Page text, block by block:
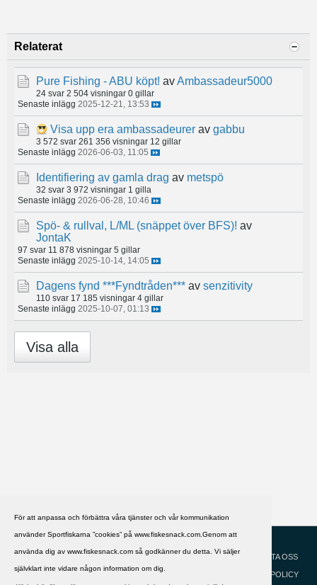
För att anpassa och förbättra våra tjänster och vår kommunikation
använder Sportfiskarna ”cookies” på www.fiskesnack.com.Genom att
använda dig av www.fiskesnack.com så godkänner du detta. Vi säljer
självklart inte vidare någon information om dig.
Relaterat
Pure Fishing - ABU köpt! avAmbassadeur5000
24 svar 2 504 visningar 0 gillar
Senaste inlägg 2025-12-21, 13:53
Visa upp era ambassadeurer av gabbu
3 572 svar 261 356 visningar 12 gillar
Senaste inlägg 2026-06-03, 11:05
Identifiering av gamla drag av metspö
32 svar 3 972 visningar 1 gilla
Senaste inlägg 2026-06-28, 10:46
Spö- & rullval, L/ML (snäppet över BFS)! av
JontaK
97 svar 11 878 visningar 5 gillar
Senaste inlägg 2025-10-14, 14:05
Dagens fynd ***Fyndtråden*** av senzitivity
110 svar 17 185 visningar 4 gillar
Senaste inlägg 2025-10-07, 01:13
Visa alla
HJÄLP
KONTAKTA OSS
COOKIEPOLICY